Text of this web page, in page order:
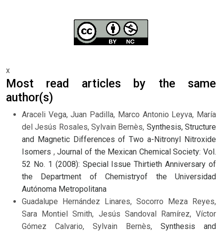
x
Most read articles by the same
author(s)
Araceli Vega, Juan Padilla, Marco Antonio Leyva, María
del Jesús Rosales, Sylvain Bernès, Synthesis, Structure
and Magnetic Differences of Two a-Nitronyl Nitroxide
Isomers ,Journal of the Mexican Chemical Society: Vol.
52 No. 1 (2008): Special Issue Thirtieth Anniversary of
the Department of Chemistryof the Universidad
Autónoma Metropolitana
Guadalupe Hernández Linares, Socorro Meza Reyes,
Sara Montiel Smith, Jesús Sandoval Ramírez, Víctor
Gómez Calvario, Sylvain Bernès, Synthesis and